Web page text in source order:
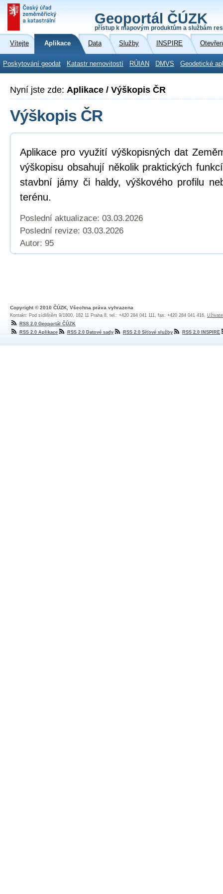
Geoportál ČÚZK
přístup k mapovým produktům a službám
Vítejte Aplikace Data Služby INSPIRE
Poskytování geodat Katastr nemovitostí RÚIAN DMVS Geodetické
Nyní jste zde: Aplikace / Výškopis ČR
Výškopis ČR
Aplikace pro využití výškopisných dat
výškopisu obsahují několik praktických
stavbní jámy či haldy, výškového profilu
terénu.
Poslední aktualizace: 03.03.2026
Poslední revize: 03.03.2026
Autor: 95
Copyright © 2010 ČÚZK, Všechna práva vyhrazena
Kontakt: Pod sídlištěm 9/1800, 182 11 Praha 8, tel.: +420 284 041 111, fax: +420 284 041 416,
RSS 2.0 Geoportál ČÚZK
RSS 2.0 Aplikace
RSS 2.0 Datové sady RSS 2.0 Síťové služby RSS 2.0 INSPIRE